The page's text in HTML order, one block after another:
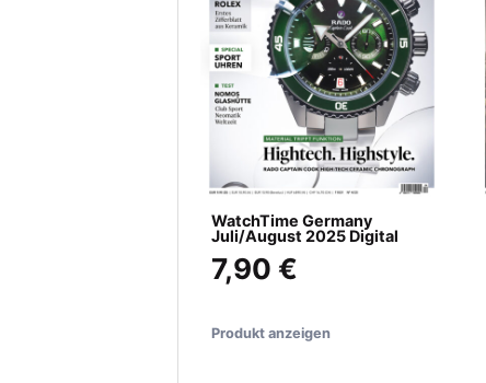
WatchTime Germany
Juli/August 2025 Digital
7,90 €
Produkt anzeigen